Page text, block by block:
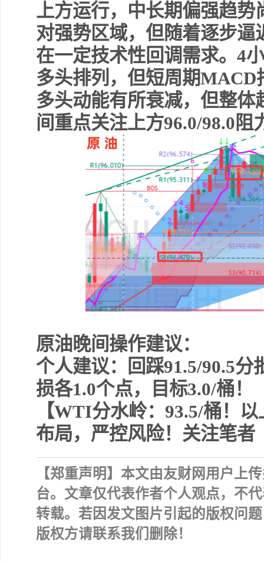
上方运行，中长期偏强趋
对强势区域，但随着逐步
在一定技术性回调需求。4
多头排列，但短周期
多头动能有所衰减，但整
间重点关注上方96.0/98.0阻
原油晚间操作建议：
个人建议：回踩91.5/90.5分
损各1.0个点，目标3.0/桶！
【WTI分水岭：93.5/桶！
布局，严控风险！关注笔者
【郑重声明】 本文由友财网用户上
台。文章仅代表作者个人观点，不
转载。若因发文图片引起的版权问
版权方请联系我们删除！